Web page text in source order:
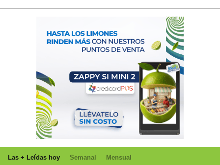
Las + Leídas hoy Semanal Mensual